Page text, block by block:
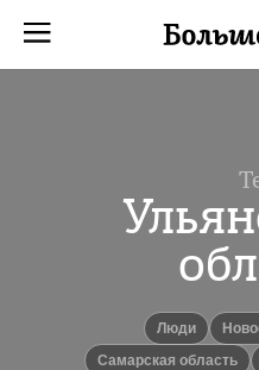
люди
Самарская область